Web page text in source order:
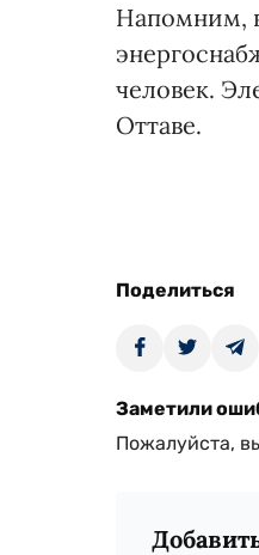
Напомним,
человек.
Оттаве.
Поделиться
Заметили
Пожалуйста,